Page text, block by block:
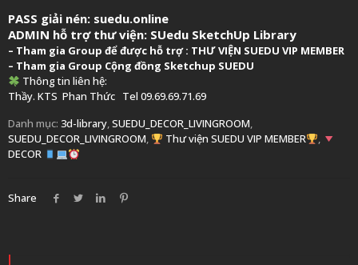
PASS giải nén: suedu.online
ADMIN hỗ trợ thư viện: SUedu SketchUp Library
– Tham gia Group để được hỗ trợ : THƯ VIỆN SUEDU VIP MEMBER
– Tham gia Group Cộng đồng Sketchup SUEDU
Thông tin liên hệ:
Thầy. KTS Phan Thức Tel 09.69.69.71.69
Danh mục: 3d-library,SUEDU_DECOR_LIVINGROOM,
SUEDU_DECOR_LIVINGROOM, Thư viện SUEDU VIP MEMBER
,
DECOR
Share